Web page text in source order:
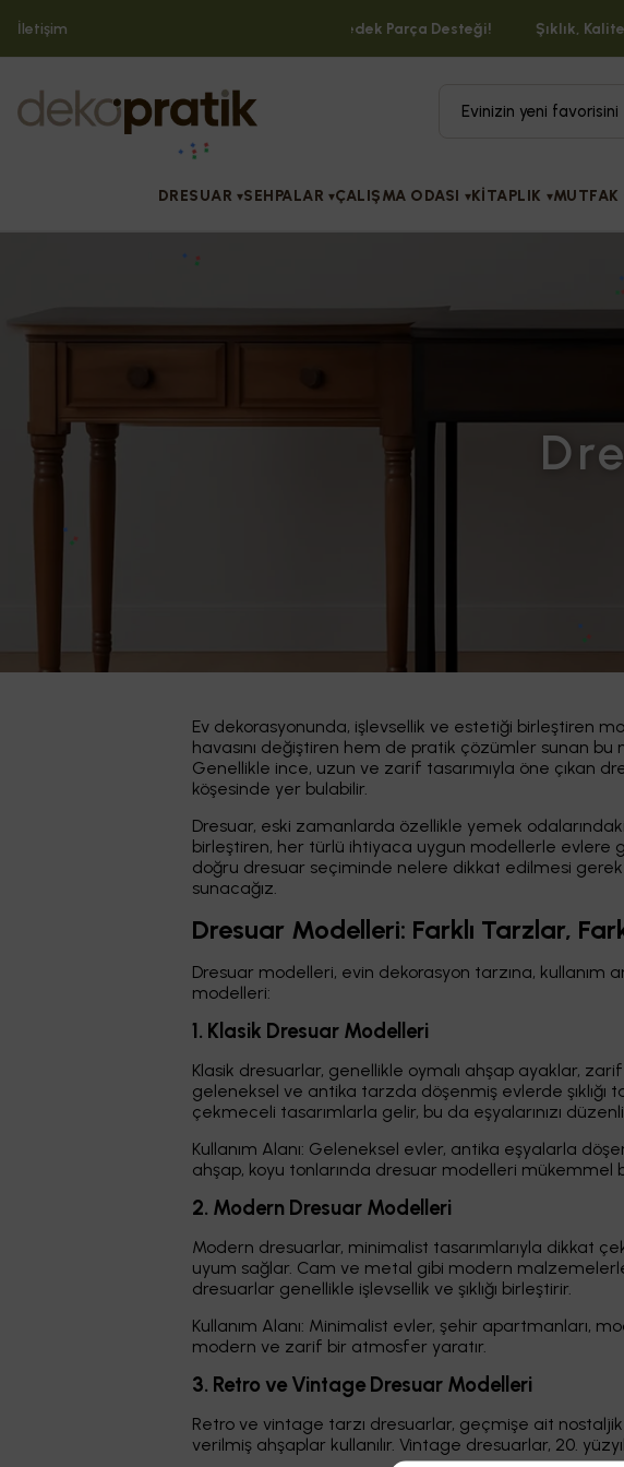
İletişim Buluşuyor Tüm Ürünlerde Yedek Parça Desteği! Şıklık, Kalite
DRESUAR ▾SEHPALAR ▾ÇALIŞMA ODASI ▾KİTAPLIK ▾MUTFAK
Ev dekorasyonunda, işlevsellik ve estetiği birleştiren
havasını değiştiren hem de pratik çözümler sunan
Genellikle ince, uzun ve zarif tasarımıyla öne çıkan
köşesinde yer bulabilir.
Dresuar, eski zamanlarda özellikle yemek
birleştiren, her türlü ihtiyaca uygun modellerle evlere
doğru dresuar seçiminde nelere dikkat edilmesi
sunacağız.
Dresuar Modelleri: Farklı Tarzlar,
Dresuar modelleri, evin dekorasyon tarzına, kullanım
modelleri:
1. Klasik Dresuar Modelleri
Klasik dresuarlar, genellikle oymalı ahşap ayaklar,
geleneksel ve antika tarzda döşenmiş evlerde şıklığı
çekmeceli tasarımlarla gelir, bu da eşyalarınızı
Kullanım Alanı: Geleneksel evler, antika eşyalarla
ahşap, koyu tonlarında dresuar modelleri mükemmel
2. Modern Dresuar Modelleri
Modern dresuarlar, minimalist tasarımlarıyla dikkat
uyum sağlar. Cam ve metal gibi modern
dresuarlar genellikle işlevsellik ve şıklığı birleştirir.
Kullanım Alanı: Minimalist evler, şehir apartmanları,
modern ve zarif bir atmosfer yaratır.
3. Retro ve Vintage Dresuar Modelleri
Retro ve vintage tarzı dresuarlar, geçmişe ait
verilmiş ahşaplar kullanılır. Vintage dresuarlar, 20.